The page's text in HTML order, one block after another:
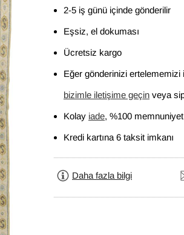
2-5 iş günü içinde gönderilir
Eşsiz, el dokuması
Ücretsiz kargo
Eğer gönderinizi
bizimle iletişime geçin veya
Kolay iade, %100
Kredi kartına 6 taksit imkanı
Daha fazla bilgi